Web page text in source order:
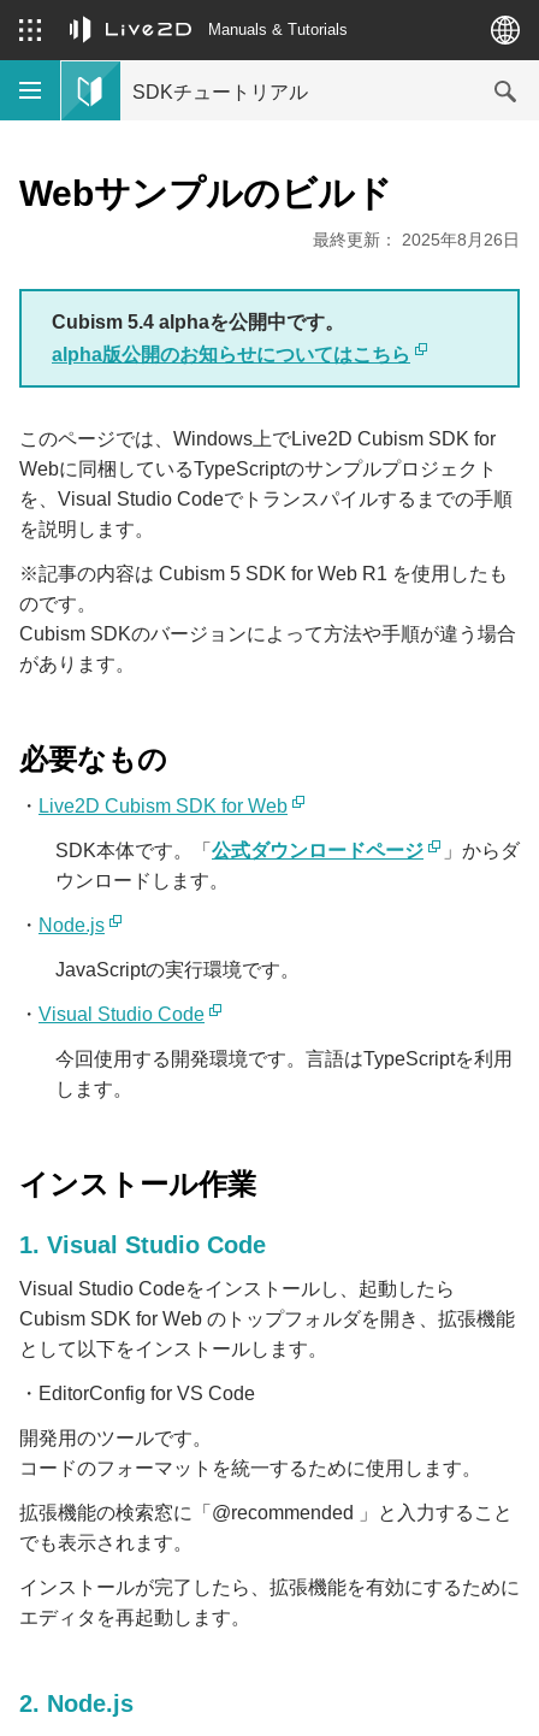
Manuals & Tutorials
SDKチュートリアル
Webサンプルのビルド
最終更新： 2025年8月26日
Cubism 5.4 alphaを公開中です。
alpha版公開のお知らせについてはこちら
このページでは、Windows上でLive2D Cubism SDK for
Webに同梱しているTypeScriptのサンプルプロジェクト
を、Visual Studio Codeでトランスパイルするまでの手順
を説明します。
※記事の内容は Cubism 5 SDK for Web R1 を使用したも
のです。
Cubism SDKのバージョンによって方法や手順が違う場合
があります。
必要なもの
・ Live2D Cubism SDK for Web
SDK本体です。「 公式ダウンロードページ
」からダ
ウンロードします。
・ Node.js
JavaScriptの実行環境です。
・ Visual Studio Code
今回使用する開発環境です。言語はTypeScriptを利用
します。
インストール作業
1. Visual Studio Code
Visual Studio Codeをインストールし、起動したら
Cubism SDK for Web のトップフォルダを開き、拡張機能
として以下をインストールします。
・EditorConfig for VS Code
開発用のツールです。
コードのフォーマットを統一するために使用します。
拡張機能の検索窓に「@recommended 」と入力すること
でも表示されます。
インストールが完了したら、拡張機能を有効にするために
エディタを再起動します。
2. Node.js